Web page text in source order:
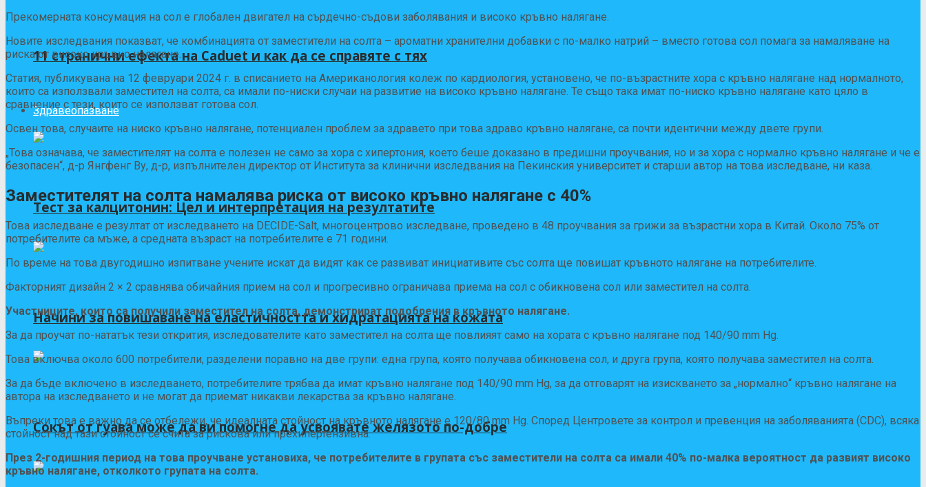
11 странични ефекта на Caduet и как да се справяте с тях
Здравеопазване
Тест за калцитонин: Цел и интерпретация на резултатите
Начини за повишаване на еластичността и хидратацията на кожата
Сокът от гуава може да ви помогне да усвоявате желязото по-добре
Прекомерната консумация на сол е глобален двигател на сърдечно-съдови заболявания и високо кръвно налягане.
Новите изследвания показват, че комбинацията от заместители на солта – ароматни хранителни добавки с по-малко натрий – вместо готова сол помага за намаляване на
риска от високо кръвно налягане.
Статия, публикувана на 12 февруари 2024 г. в списанието на Американология колеж по кардиология, установено, че по-възрастните хора с кръвно налягане над нормалното,
които са използвали заместител на солта, са имали по-ниски случаи на развитие на високо кръвно налягане. Те също така имат по-ниско кръвно налягане като цяло в
сравнение с тези, които се използват готова сол.
Освен това, случаите на ниско кръвно налягане, потенциален проблем за здравето при това здраво кръвно налягане, са почти идентични между двете групи.
„Това означава, че заместителят на солта е полезен не само за хора с хипертония, което беше доказано в предишни проучвания, но и за хора с нормално кръвно налягане и че е
безопасен“, д-р Янгфенг Ву, д-р, изпълнителен директор от Института за клинични изследвания на Пекинския университет и старши автор на това изследване, ни каза.
Заместителят на солта намалява риска от високо кръвно налягане с 40%
Това изследване е резултат от изследването на DECIDE-Salt, многоцентрово изследване, проведено в 48 проучвания за грижи за възрастни хора в Китай. Около 75% от
потребителите са мъже, а средната възраст на потребителите е 71 години.
По време на това двугодишно изпитване учените искат да видят как се развиват инициативите със солта ще повишат кръвното налягане на потребителите.
Факторният дизайн 2 × 2 сравнява обичайния прием на сол и прогресивно ограничава приема на сол с обикновена сол или заместител на солта.
Участниците, които са получили заместител на солта, демонстрират подобрения в кръвното налягане.
За да проучат по-нататък тези открития, изследователите като заместител на солта ще повлияят само на хората с кръвно налягане под 140/90 mm Hg.
Това включва около 600 потребители, разделени поравно на две групи: една група, която получава обикновена сол, и друга група, която получава заместител на солта.
За да бъде включено в изследването, потребителите трябва да имат кръвно налягане под 140/90 mm Hg, за да отговарят на изискването за „нормално“ кръвно налягане на
автора на изследването и не могат да приемат никакви лекарства за кръвно налягане.
Въпреки това е важно да се отбележи, че идеалната стойност на кръвното налягане е 120/80 mm Hg. Според Центровете за контрол и превенция на заболяванията (CDC), всяка
стойност над тази стойност се счита за рискова или прехипертензивна.
През 2-годишния период на това проучване установиха, че потребителите в групата със заместители на солта са имали 40% по-малка вероятност да развият високо
кръвно налягане, отколкото групата на солта.